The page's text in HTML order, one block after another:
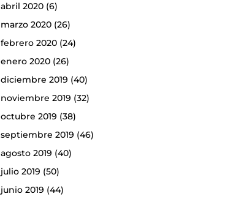
abril 2020(6)
marzo 2020(26)
febrero 2020(24)
enero 2020(26)
diciembre 2019 (40)
noviembre 2019 (32)
octubre 2019 (38)
septiembre 2019 (46)
agosto 2019 (40)
julio 2019 (50)
junio 2019 (44)